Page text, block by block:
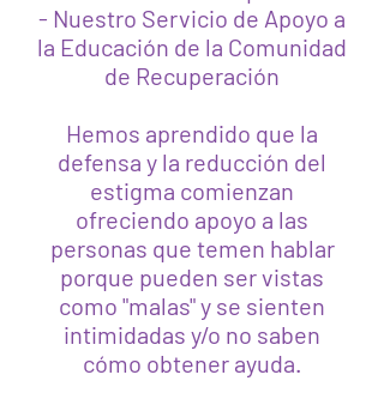
- Nuestro Servicio de Apoyo a
la Educación de la Comunidad
de Recuperación
Hemos aprendido que la
defensa y la reducción del
estigma comienzan
ofreciendo apoyo a las
personas que temen hablar
porque pueden ser vistas
como "malas" y se sienten
intimidadas y/o no saben
cómo obtener ayuda.